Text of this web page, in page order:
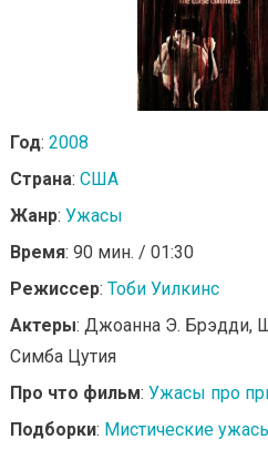
Год: 2008
Страна: США
Жанр: Ужасы
Время: 90 мин. / 01:30
Режиссер: Тоби Уилкинс
Актеры: Джоанна Э. Брэдди,
Симба Цутия
Про что фильм: Ужасы про
Подборки: Мистические